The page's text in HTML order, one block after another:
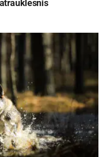
– šaukštu kabinamas
daryti, kad būtų skanūs kaip
kalendros,
turi didelę įtaką
virtuvėje. Žemiau –